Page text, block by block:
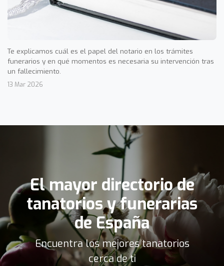
Te explicamos cuál es el papel del notario en los trámites
funerarios y en qué momentos es necesaria su intervención tras
un fallecimiento.
13 Mar 2026
El mayor directorio de
tanatorios y funerarias
de España
Encuentra los mejores tanatorios
cerca de ti